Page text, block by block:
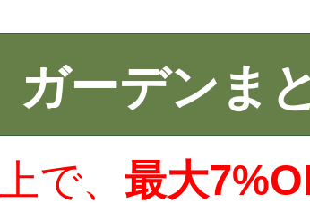
ガーデンま
で、最大